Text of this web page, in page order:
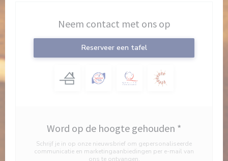
Neem contact met ons op
Reserveer een tafel
Word op de hoogte gehouden *
Schrijf je in op onze nieuwsbrief om gepersonaliseerde
communicatie en marketingaanbiedingen per e-mail van
ons te ontvangen.